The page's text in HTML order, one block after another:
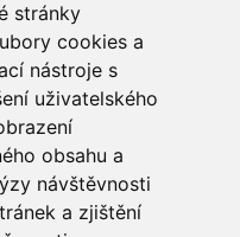
stránky
cookies a
nástroje s
uživatelského
obsahu a
návštěvnosti
a zjištění
Cena od327,83Kč